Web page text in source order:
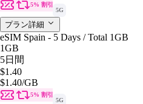
5% 割引
5G
プラン詳細
eSIM Spain - 5 Days / Total 1GB
1GB
5日間
$1.40
$1.40/GB
5% 割引
5G